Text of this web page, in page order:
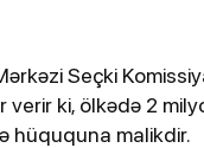
Seçki
verir ki, ölkədə 2
hüququna malikdir.